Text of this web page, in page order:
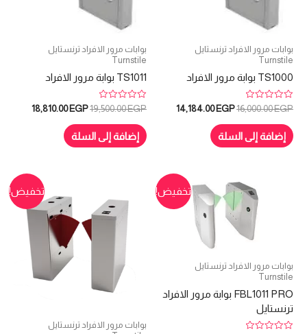
بوابات مرور الافراد ترنستايل
Turnstile
TS1000 بوابة مرور الافراد
تم
من
5
16,000.00EGP
السعر
هو:
16,000.00 EGP.
14,184.00 EGP
السعر
14,184.00 EGP.
إضافة إلى السلة
بوابات مرور الافراد ترنستايل
Turnstile
TS1011 بوابة مرور الافراد
تم
من
5
19,500.00EGP
السعر
هو:
19,500.00 EGP.
18,810.00 EGP
السعر
إضافة إلى السلة
تخفيض!
بوابات مرور الافراد ترنستايل
Turnstile
FBL1011 PRO بوابة مرور الافراد
ترنستايل
تخفيض!
بوابات مرور الافراد ترنستايل